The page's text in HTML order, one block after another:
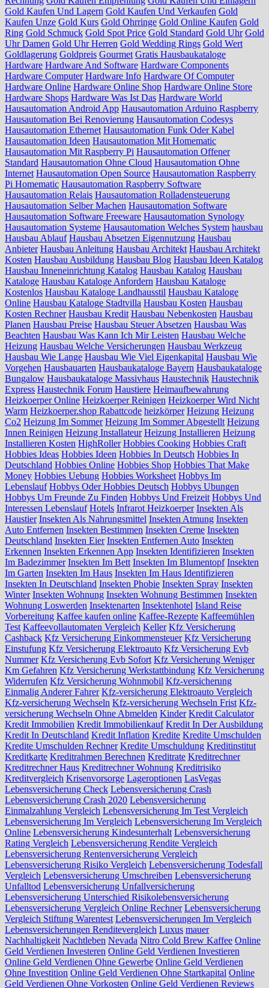
Gold Kaufen Und Lagern Gold Kaufen Und Verkaufen Gold
Kaufen Unze Gold Kurs Gold Ohrringe Gold Online Kaufen Gold
Ring Gold Schmuck Gold Spot Price Gold Standard Gold Uhr Gold
Uhr Damen Gold Uhr Herren Gold Wedding Rings Gold Wert
Goldlagerung Goldpreis Gourmet Gratis Hausbaukataloge
Hardware Hardware And Software Hardware Components
Hardware Computer Hardware Info Hardware Of Computer
Hardware Online Hardware Online Shop Hardware Online Store
Hardware Shops Hardware Was Ist Das Hardware World
Hausautomation Android App Hausautomation Arduino Raspberry
Hausautomation Bei Renovierung Hausautomation Codesys
Hausautomation Ethernet Hausautomation Funk Oder Kabel
Hausautomation Ideen Hausautomation Mit Homematic
Hausautomation Mit Raspberry Pi Hausautomation Offener
Standard Hausautomation Ohne Cloud Hausautomation Ohne
Internet Hausautomation Open Source Hausautomation Raspberry
Pi Homematic Hausautomation Raspberry Software
Hausautomation Relais Hausautomation Rolladensteuerung
Hausautomation Selber Machen Hausautomation Software
Hausautomation Software Freeware Hausautomation Synology
Hausautomation Systeme Hausautomation Welches System hausbau
Hausbau Ablauf Hausbau Absetzen Eigennutzung Hausbau
Anbieter Hausbau Anleitung Hausbau Architekt Hausbau Architekt
Kosten Hausbau Ausbildung Hausbau Blog Hausbau Ideen Katalog
Hausbau Inneneinrichtung Katalog Hausbau Katalog Hausbau
Kataloge Hausbau Kataloge Anfordern Hausbau Kataloge
Kostenlos Hausbau Kataloge Landhausstil Hausbau Kataloge
Online Hausbau Kataloge Stadtvilla Hausbau Kosten Hausbau
Kosten Rechner Hausbau Kredit Hausbau Nebenkosten Hausbau
Planen Hausbau Preise Hausbau Steuer Absetzen Hausbau Was
Beachten Hausbau Was Kann Ich Mir Leisten Hausbau Welche
Heizung Hausbau Welche Versicherungen Hausbau Werkzeug
Hausbau Wie Lange Hausbau Wie Viel Eigenkapital Hausbau Wie
Vorgehen Hausbauarten Hausbaukataloge Bayern Hausbaukataloge
Bungalow Hausbaukataloge Massivhaus Haustechnik Haustechnik
Express Haustechnik Forum Haustiere Heimaufbewahrung
Heizkoerper Online Heizkoerper Reinigen Heizkoerper Wird Nicht
Warm Heizkoerper.shop Rabattcode heizkörper Heizung Heizung
Co2 Heizung Im Sommer Heizung Im Sommer Abgestellt Heizung
Innen Reinigen Heizung Installateur Heizung Installieren Heizung
Installieren Kosten HighRoller Hobbies Cooking Hobbies Craft
Hobbies Ideas Hobbies Ideen Hobbies In Deutsch Hobbies In
Deutschland Hobbies Online Hobbies Shop Hobbies That Make
Money Hobbies Uebung Hobbies Worksheet Hobbys Im
Lebenslauf Hobbys Oder Hobbies Deutsch Hobbys Ubungen
Hobbys Um Freunde Zu Finden Hobbys Und Freizeit Hobbys Und
Interessen Lebenslauf Hotels Infrarot Heizkoerper Insekten Als
Haustier Insekten Als Nahrungsmittel Insekten Atmung Insekten
Auto Entfernen Insekten Bestimmen Insekten Creme Insekten
Deutschland Insekten Eier Insekten Entfernen Auto Insekten
Erkennen Insekten Erkennen App Insekten Identifizieren Insekten
Im Badezimmer Insekten Im Bett Insekten Im Blumentopf Insekten
Im Garten Insekten Im Haus Insekten Im Haus Identifizieren
Insekten In Deutschland Insekten Phobie Insekten Spray Insekten
Winter Insekten Wohnung Insekten Wohnung Bestimmen Insekten
Wohnung Loswerden Insektenarten Insektenhotel Island Reise
Vorbereitung Kaffee kaufen online Kaffee-Rezepte Kaffeemühlen
Test Kaffeevollautomaten Vergleich Keller Kfz Versicherung
Cashback Kfz Versicherung Einkommensteuer Kfz Versicherung
Einstufung Kfz Versicherung Elektroauto Kfz Versicherung Evb
Nummer Kfz Versicherung Evb Sofort Kfz Versicherung Weniger
Km Gefahren Kfz Versicherung Werkstattbindung Kfz Versicherung
Widerrufen Kfz Versicherung Wohnmobil Kfz-versicherung
Einmalig Anderer Fahrer Kfz-versicherung Elektroauto Vergleich
Kfz-versicherung Wechseln Kfz-versicherung Wechseln Frist Kfz-
versicherung Wechseln Ohne Abmelden Kinder Kredit Calculator
Kredit Immobilien Kredit Immobilienkauf Kredit In Der Ausbildung
Kredit In Deutschland Kredit Inflation Kredite Kredite Umschulden
Kredite Umschulden Rechner Kredite Umschuldung Kreditinstitut
Kreditkarte Kreditrahmen Berechnen Kreditrate Kreditrechner
Kreditrechner Haus Kreditrechner Wohnung Kreditrisiko
Kreditvergleich Krisenvorsorge Lageroptionen LasVegas
Lebensversicherung Check Lebensversicherung Crash
Lebensversicherung Crash 2020 Lebensversicherung
Einmalzahlung Vergleich Lebensversicherung Im Test Vergleich
Lebensversicherung Im Vergleich Lebensversicherung Im Vergleich
Online Lebensversicherung Kindesunterhalt Lebensversicherung
Rating Vergleich Lebensversicherung Rendite Vergleich
Lebensversicherung Rentenversicherung Vergleich
Lebensversicherung Risiko Vergleich Lebensversicherung Todesfall
Vergleich Lebensversicherung Umschreiben Lebensversicherung
Unfalltod Lebensversicherung Unfallversicherung
Lebensversicherung Unterschied Risikolebensversicherung
Lebensversicherung Vergleich Online Rechner Lebensversicherung
Vergleich Stiftung Warentest Lebensversicherungen Im Vergleich
Lebensversicherungen Renditevergleich Luxus mauer
Nachhaltigkeit Nachtleben Nevada Nitro Cold Brew Kaffee Online
Geld Verdienen Investeren Online Geld Verdienen Investieren
Online Geld Verdienen Ohne Gewerbe Online Geld Verdienen
Ohne Investition Online Geld Verdienen Ohne Startkapital Online
Geld Verdienen Ohne Vorkosten Online Geld Verdienen Reviews